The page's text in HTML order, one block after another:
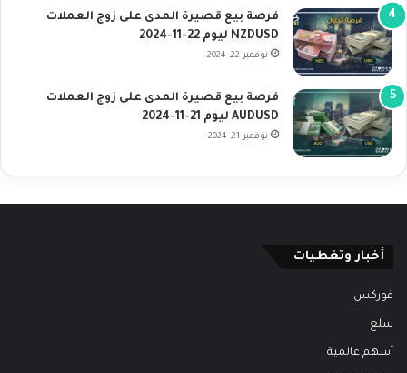
فرصة بيع قصيرة المدى على زوج العملات
NZDUSD ليوم 22-11-2024
نوفمبر 22, 2024
فرصة بيع قصيرة المدى على زوج العملات
AUDUSD ليوم 21-11-2024
نوفمبر 21, 2024
أخبار وتغطيات
فوركس
سلع
أسهم عالمية